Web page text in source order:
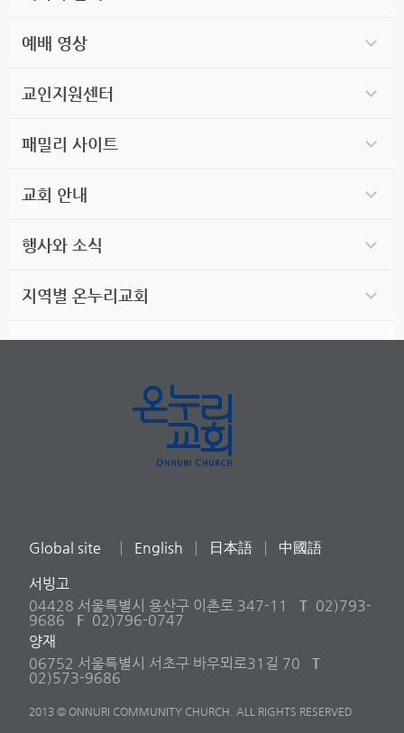
예배 영상
교인지원센터
패밀리 사이트
교회 안내
행사와 소식
지역별 온누리교회
Global site English 日本語 中國語
서빙고
04428 서울특별시 용산구 이촌로 347-11
T 02)793-
9686
F 02)796-0747
양재
06752 서울특별시 서초구 바우뫼로31길 70
T
02)573-9686
2013 © ONNURI COMMUNITY CHURCH. ALL RIGHTS RESERVED